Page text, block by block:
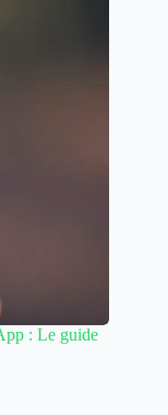
: Le guide